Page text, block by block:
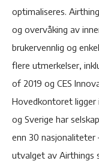
optimaliseres.
og overvåking av
brukervennlig og
flere utmerkelser,
of 2019 og CES
Hovedkontoret ligger
og Sverige har
enn 30 nasjonaliteter
utvalget av Airthings